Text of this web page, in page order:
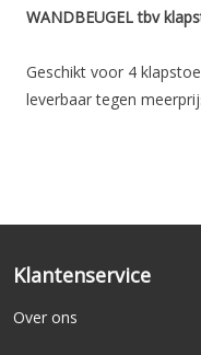
WANDBEUGEL tbv
Geschikt voor 4
leverbaar tegen
Klantenservice
Over ons